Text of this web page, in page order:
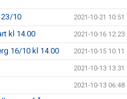
10 2021-10-21 10:51
kl 14.00 2021-10-16 12:23
16/10 kl 14.00 2021-10-15 10:11
2021-10-13 13:31
2021-10-13 06:48